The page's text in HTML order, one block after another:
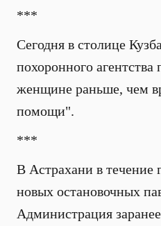
***
Сегодня в столице
похоронного
женщине раньше, чем
помощи".
***
В Астрахани в течение
новых остановочных
Администрация